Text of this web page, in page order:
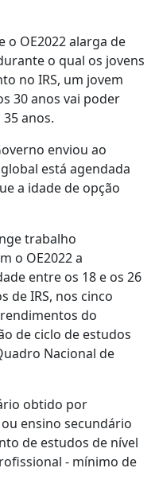
o OE2022 alarga de
o qual os jovens
no IRS, um jovem
30 anos vai poder
anos.
enviou ao
está agendada
a idade de opção
trabalho
o OE2022 a
entre os 18 e os 26
de IRS, nos cinco
do
de ciclo de estudos
Nacional de
obtido por
ensino secundário
de estudos de nível
- mínimo de